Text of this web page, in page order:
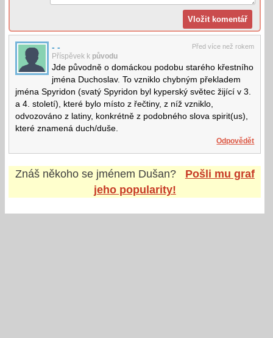
Před více než rokem
- -
Příspěvek k původu
Jde původně o domáckou podobu starého křestního
jména Duchoslav. To vzniklo chybným překladem
jména Spyridon (svatý Spyridon byl kyperský světec žijící v 3.
a 4. století), které bylo místo z řečtiny, z níž vzniklo,
odvozováno z latiny, konkrétně z podobného slova spirit(us),
které znamená duch/duše.
Odpovědět
Znáš někoho se jménem Dušan?
Pošli mu graf
jeho popularity!